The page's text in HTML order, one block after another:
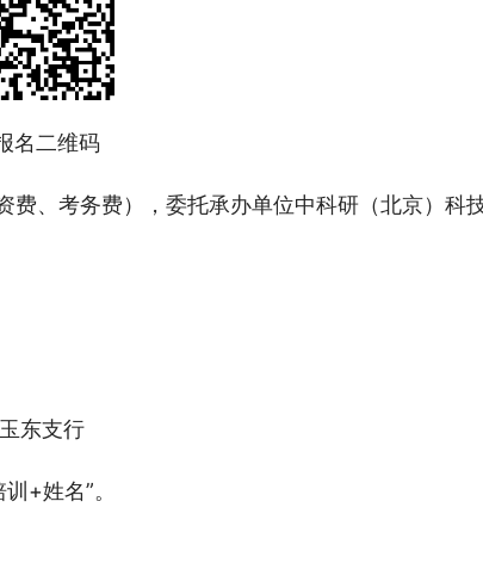
名二维码
费、考务费），委托承办单位中科研（北京）科
东支行
+姓名”。